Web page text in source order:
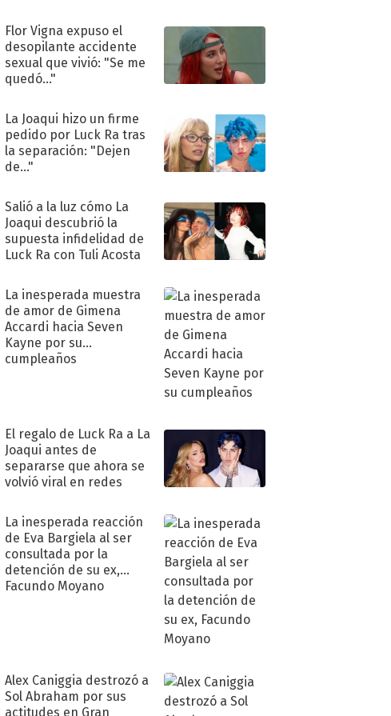
Flor Vigna expuso el
desopilante accidente
sexual que vivió: "Se me
quedó..."
La Joaqui hizo un firme
pedido por Luck Ra tras
la separación: "Dejen
de..."
Salió a la luz cómo La
Joaqui descubrió la
supuesta infidelidad de
Luck Ra con Tuli Acosta
La inesperada muestra
de amor de Gimena
Accardi hacia Seven
Kayne por su
cumpleaños
El regalo de Luck Ra a La
Joaqui antes de
separarse que ahora se
volvió viral en redes
La inesperada reacción
de Eva Bargiela al ser
consultada por la
detención de su ex,
Facundo Moyano
Alex Caniggia destrozó a
Sol Abraham por sus
actitudes en Gran